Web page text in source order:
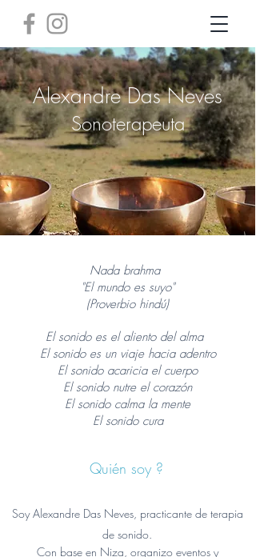
Alexandre Das Neves
Sonoterapeuta
Nada brahma
"El mundo es suyo"
(Proverbio hindú)
El sonido es el aliento del alma
El sonido es un viaje hacia adentro
El sonido acaricia el cuerpo
El sonido nutre el corazón
El sonido calma la mente
El sonido cura
Quién soy ?
Soy Alexandre Das Neves, practicante de terapia
de sonido.
Con base en Niza, organizo eventos y